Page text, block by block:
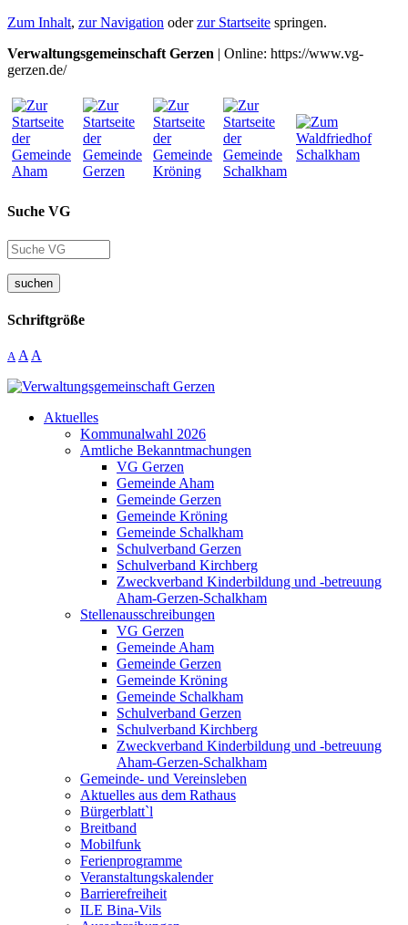
Zum Inhalt, zur Navigation oderzur Startseite springen.
Verwaltungsgemeinschaft Gerzen | Online: https://www.vg-
gerzen.de/
Suche VG
suchen
Schriftgröße
A A A
Aktuelles
Kommunalwahl 2026
Amtliche Bekanntmachungen
VG Gerzen
Gemeinde Aham
Gemeinde Gerzen
Gemeinde Kröning
Gemeinde Schalkham
Schulverband Gerzen
Schulverband Kirchberg
Zweckverband Kinderbildung und -betreuung
Aham-Gerzen-Schalkham
Stellenausschreibungen
VG Gerzen
Gemeinde Aham
Gemeinde Gerzen
Gemeinde Kröning
Gemeinde Schalkham
Schulverband Gerzen
Schulverband Kirchberg
Zweckverband Kinderbildung und -betreuung
Aham-Gerzen-Schalkham
Gemeinde- und Vereinsleben
Aktuelles aus dem Rathaus
Bürgerblatt`l
Breitband
Mobilfunk
Ferienprogramme
Veranstaltungskalender
Barrierefreiheit
ILE Bina-Vils